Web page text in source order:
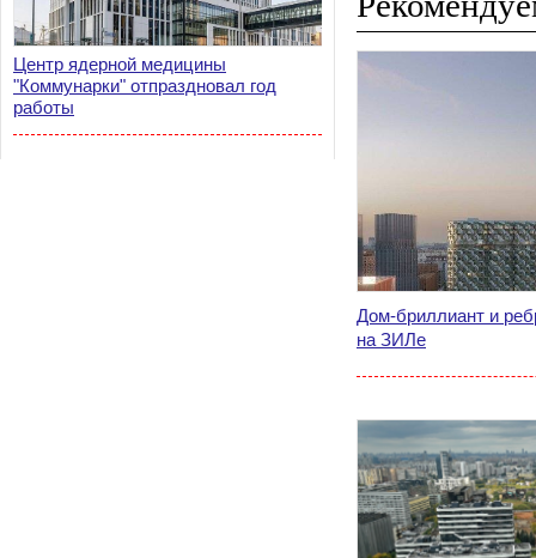
Центр ядерной медицины
"Коммунарки" отпраздновал год
работы
Дом-бриллиант и
на ЗИЛе